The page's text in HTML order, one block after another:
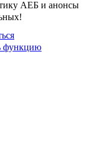
АЕБ и анонсы